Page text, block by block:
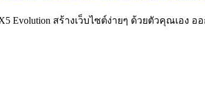
Evolution สร้างเว็บไซต์ง่ายๆ ด้วยตัวคุณเอ